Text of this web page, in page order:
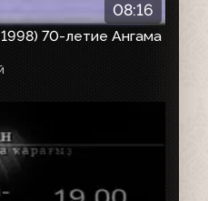
08:16
70-летие Ангама